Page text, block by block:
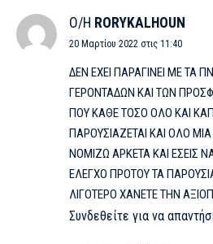
Ο/Η RORYKALHOUN
20 Μαρτίου 2022 στις 11:40
ΔΕΝ ΕΧΕΙ ΠΑΡΑΓΙΝΕΙ ΜΕ ΤΑ
ΓΕΡΟΝΤΑΔΩΝ ΚΑΙ ΤΩΝ
ΠΟΥ ΚΑΘΕ ΤΟΣΟ ΟΛΟ ΚΑΙ
ΠΑΡΟΥΣΙΑΖΕΤΑΙ ΚΑΙ ΟΛΟ
ΝΟΜΙΖΩ ΑΡΚΕΤΑ ΚΑΙ ΕΣΕΙΣ
ΕΛΕΓΧΟ ΠΡΟΤΟΥ ΤΑ
ΛΙΓΟΤΕΡΟ ΧΑΝΕΤΕ ΤΗΝ
Συνδεθείτε για να